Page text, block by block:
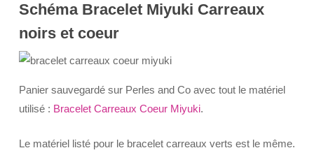
Schéma Bracelet Miyuki Carreaux
noirs et coeur
Panier sauvegardé sur Perles and Co avec tout le matériel
utilisé : Bracelet Carreaux Coeur Miyuki.
Le matériel listé pour le bracelet carreaux verts est le même.